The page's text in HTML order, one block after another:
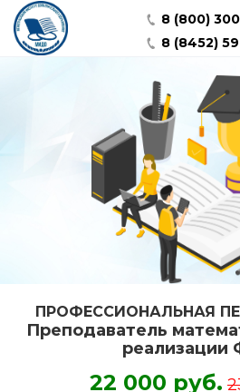
8 (800)
8 (8452)
ПРОФЕССИОНАЛЬНАЯ
Преподаватель
реализации
22 000 руб.